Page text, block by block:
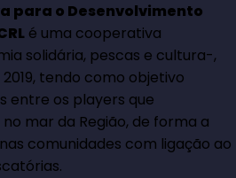
para o Desenvolvimento
é uma cooperativa
solidária, pescas e cultura-,
tendo como objetivo
entre os players que
mar da Região, de forma a
comunidades com ligação ao